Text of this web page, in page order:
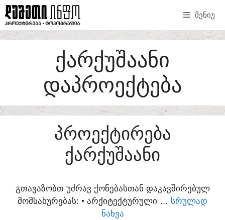
SKIP
TO
CONTENT
ᲛᲔᲜᲘᲣ
ᲥᲐᲠᲥᲣᲨᲐᲐᲜᲘ
ᲓᲐᲞᲠᲝᲔᲥᲢᲔᲑᲐ
ᲞᲠᲝᲔᲥᲢᲘᲠᲔᲑᲐ
ᲥᲐᲠᲥᲣᲨᲐᲐᲜᲘ
ᲒᲗᲐᲕᲐᲖᲝᲑᲗ ᲣᲫᲠᲐᲕ ᲥᲝᲜᲔᲑᲐᲡᲗᲐᲜ ᲓᲐᲙᲐᲕᲨᲘᲠᲔᲑᲣᲚ
ᲛᲝᲛᲡᲐᲮᲣᲠᲔᲑᲐᲡ:​ • ᲐᲠᲥᲘᲢᲔᲥᲢᲣᲠᲣᲚᲘ … ᲡᲠᲣᲚᲐᲓ
ᲜᲐᲮᲕᲐ